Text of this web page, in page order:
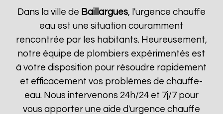
Dans la ville de Baillargues, l'urgence chauffe
eau est une situation couramment
rencontrée par les habitants. Heureusement,
notre équipe de plombiers expérimentés est
à votre disposition pour résoudre rapidement
et efficacement vos problèmes de chauffe-
eau. Nous intervenons 24h/24 et 7j/7 pour
vous apporter une aide d'urgence chauffe